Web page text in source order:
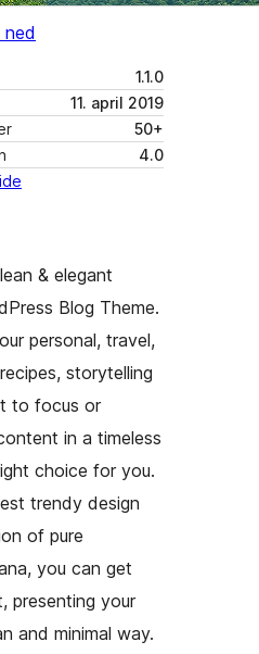
ned
1.1.0
11. april 2019
50+
4.0
& elegant
Blog Theme.
personal, travel,
storytelling
to focus or
in a timeless
choice for you.
trendy design
of pure
you can get
presenting your
and minimal way.